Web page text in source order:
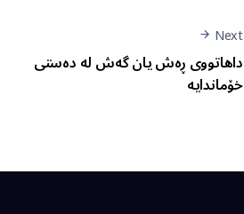
Next
داهاتووی ڕەش یان گەش لە دەستی
خۆماندایە